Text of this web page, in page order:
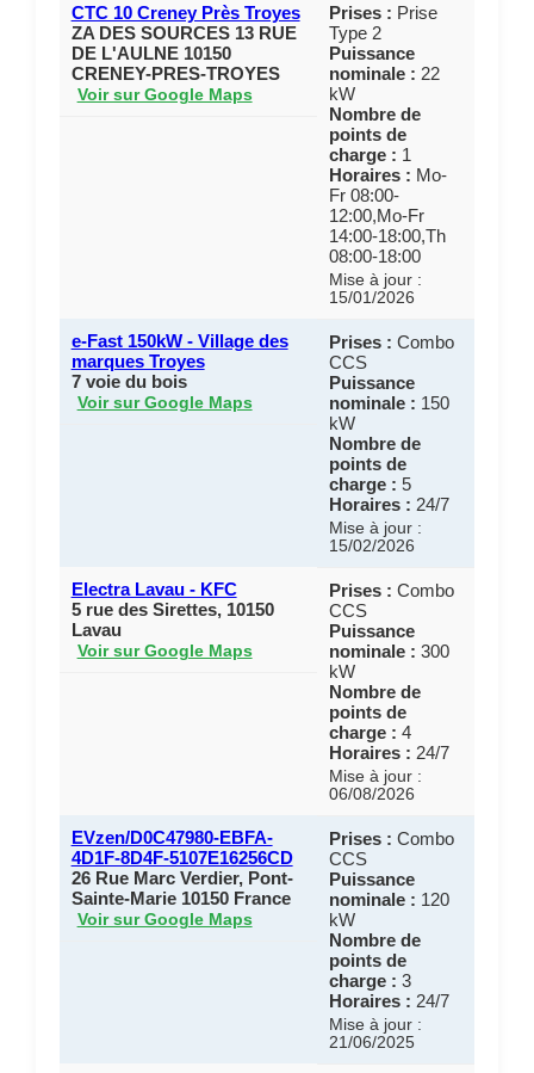
CTC 10 Creney Près Troyes
ZA DES SOURCES 13 RUE
DE L'AULNE 10150
CRENEY-PRES-TROYES
Voir sur Google Maps
Prises : Prise
Type 2
Puissance
nominale : 22
kW
Nombre de
points de
charge : 1
Horaires : Mo-
Fr 08:00-
12:00,Mo-Fr
14:00-18:00,Th
08:00-18:00
Mise à jour :
15/01/2026
e-Fast 150kW - Village des
marques Troyes
7 voie du bois
Voir sur Google Maps
Prises : Combo
CCS
Puissance
nominale : 150
kW
Nombre de
points de
charge : 5
Horaires : 24/7
Mise à jour :
15/02/2026
Electra Lavau - KFC
5 rue des Sirettes, 10150
Lavau
Voir sur Google Maps
Prises : Combo
CCS
Puissance
nominale : 300
kW
Nombre de
points de
charge : 4
Horaires : 24/7
Mise à jour :
06/08/2026
EVzen/D0C47980-EBFA-
4D1F-8D4F-5107E16256CD
26 Rue Marc Verdier, Pont-
Sainte-Marie 10150 France
Voir sur Google Maps
Prises : Combo
CCS
Puissance
nominale : 120
kW
Nombre de
points de
charge : 3
Horaires : 24/7
Mise à jour :
21/06/2025